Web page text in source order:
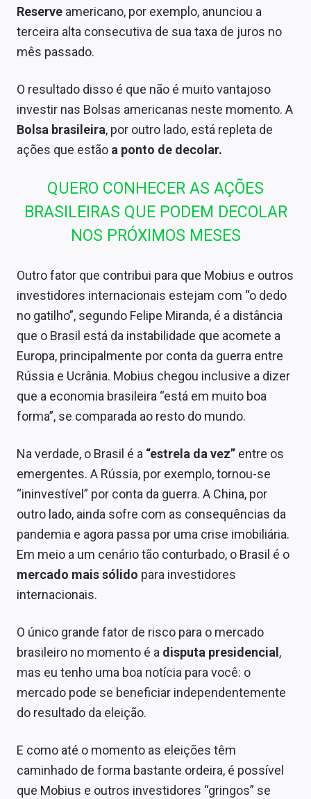
Reserve americano, por exemplo, anunciou a
terceira alta consecutiva de sua taxa de juros no
mês passado.
O resultado disso é que não é muito vantajoso
investir nas Bolsas americanas neste momento. A
Bolsa brasileira, por outro lado, está repleta de
ações que estão a ponto de decolar.
QUERO CONHECER AS AÇÕES
BRASILEIRAS QUE PODEM DECOLAR
NOS PRÓXIMOS MESES
Outro fator que contribui para que Mobius e outros
investidores internacionais estejam com “o dedo
no gatilho”, segundo Felipe Miranda, é a distância
que o Brasil está da instabilidade que acomete a
Europa, principalmente por conta da guerra entre
Rússia e Ucrânia. Mobius chegou inclusive a dizer
que a economia brasileira “está em muito boa
forma”, se comparada ao resto do mundo.
Na verdade, o Brasil é a “estrela da vez” entre os
emergentes. A Rússia, por exemplo, tornou-se
“ininvestível” por conta da guerra. A China, por
outro lado, ainda sofre com as consequências da
pandemia e agora passa por uma crise imobiliária.
Em meio a um cenário tão conturbado, o Brasil é o
mercado mais sólido para investidores
internacionais.
O único grande fator de risco para o mercado
brasileiro no momento é a disputa presidencial ,
mas eu tenho uma boa notícia para você: o
mercado pode se beneficiar independentemente
do resultado da eleição.
E como até o momento as eleições têm
caminhado de forma bastante ordeira, é possível
que Mobius e outros investidores “gringos” se